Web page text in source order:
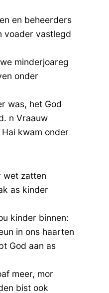
en beheerders
voader vastlegd
minderjoareg
onder
was, het God
n Vraauw
kwam onder
wet zatten
as kinder
kinder binnen:
in ons haarten
God aan as
meer, mor
bist ook